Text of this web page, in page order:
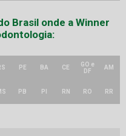
Brasil onde a Winner
PE BA CE
GO e
DF
AM
PB PI RN RO RR